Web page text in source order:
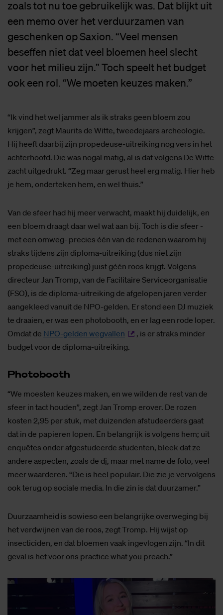
zoals tot nu toe gebruikelijk was. Dat blijkt uit
een memo over het verduurzamen van
geschenken op Saxion. “Veel mensen
beseffen niet dat veel bloemen heel slecht
voor het milieu zijn.” Toch speelt het budget
ook een rol. “We moeten keuzes maken.”
“Ik vind het wel jammer als ik straks geen bloem zou
krijgen”, zegt Maurits de Witte, tweedejaars archeologie.
Hij heeft daarbij zijn propedeuse-uitreiking nog vers in het
achterhoofd. Die was nogal matig, al is dat volgens De Witte
zacht uitgedrukt. “Zeg maar gerust heel erg matig. Hier heb
je hem, onderteken hem, en wel thuis.”
Van de sfeer had hij meer verwacht, maakt hij duidelijk, en
een bloem draagt daar wel wat aan bij. Toch is die sfeer -
met een omweg- precies één van de redenen waarom hij
straks tijdens zijn diploma-uitreiking (dus niet zijn
propedeuse-uitreiking) juist géén roos krijgt. Volgens
directeur Jan Tromp, van de Facilitaire Serviceorganisatie
(FSO), is de diploma-uitreiking de afgelopen jaren verder
aangekleed vanuit de NPO-gelden. Er stond een DJ muziek
te draaien, er was een photobooth, en er lag een rode loper.
Omdat de NPO-gelden wegvallen
, is er straks minder
budget voor de diploma-uitreiking.
Pho­to­booth
“We moesten keuzes maken, en we wilden de rest van de
sfeer in tact houden”, zegt Jan Tromp erover. De rozen
kosten 2,95 per stuk, met duizenden afstudeerders gaat
dat in de papieren lopen. En belangrijk is volgens hem; uit
enquêtes onder afgestudeerde studenten, bleek dat ze
andere aspecten, zoals de dj, maar met name de foto, veel
meer waarderen. “Die is heel populair. Die zie je vervolgens
ook terug op sociale media. In die zin is dat duurzamer.”
Duurzaamheid is sowieso een belangrijke overweging bij
het verdwijnen van de roos, zegt Tromp. Hij wijst op
insecticiden, en dat bloemen vaak ingevlogen zijn. “In dit
geval is het voor ons practice what you preach.”